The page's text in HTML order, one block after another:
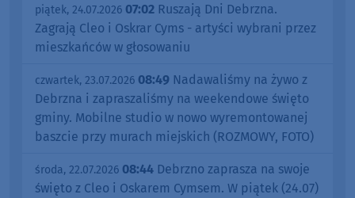
piątek, 24.07.2026 07:02 Ruszają Dni Debrzna.
Zagrają Cleo i Oskrar Cyms - artyści wybrani przez
mieszkańców w głosowaniu
czwartek, 23.07.2026 08:49 Nadawaliśmy na żywo z
Debrzna i zapraszaliśmy na weekendowe święto
gminy. Mobilne studio w nowo wyremontowanej
baszcie przy murach miejskich (ROZMOWY, FOTO)
środa, 22.07.2026 08:44 Debrzno zaprasza na swoje
święto z Cleo i Oskarem Cymsem. W piątek (24.07)